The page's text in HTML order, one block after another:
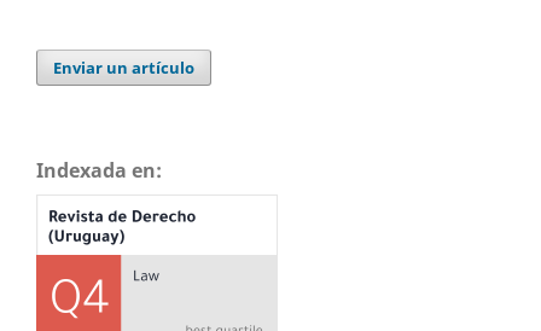
Enviar un artículo
Indexada en: